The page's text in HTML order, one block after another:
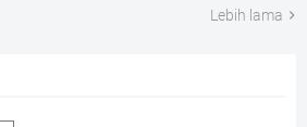
Lebih lama